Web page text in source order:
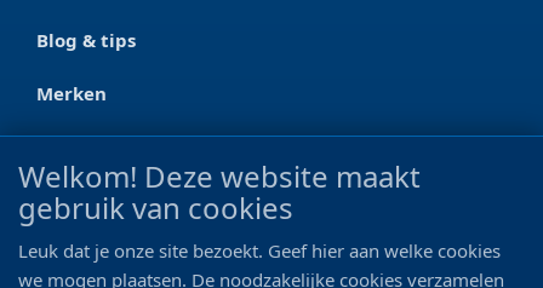
Blog & tips
Merken
CONTACT
Ootmarsumseweg 125a
0546 - 622 990
Welkom! Deze website maakt
gebruik van cookies
Leuk dat je onze site bezoekt. Geef hier aan welke cookies
we mogen plaatsen. De noodzakelijke cookies verzamelen